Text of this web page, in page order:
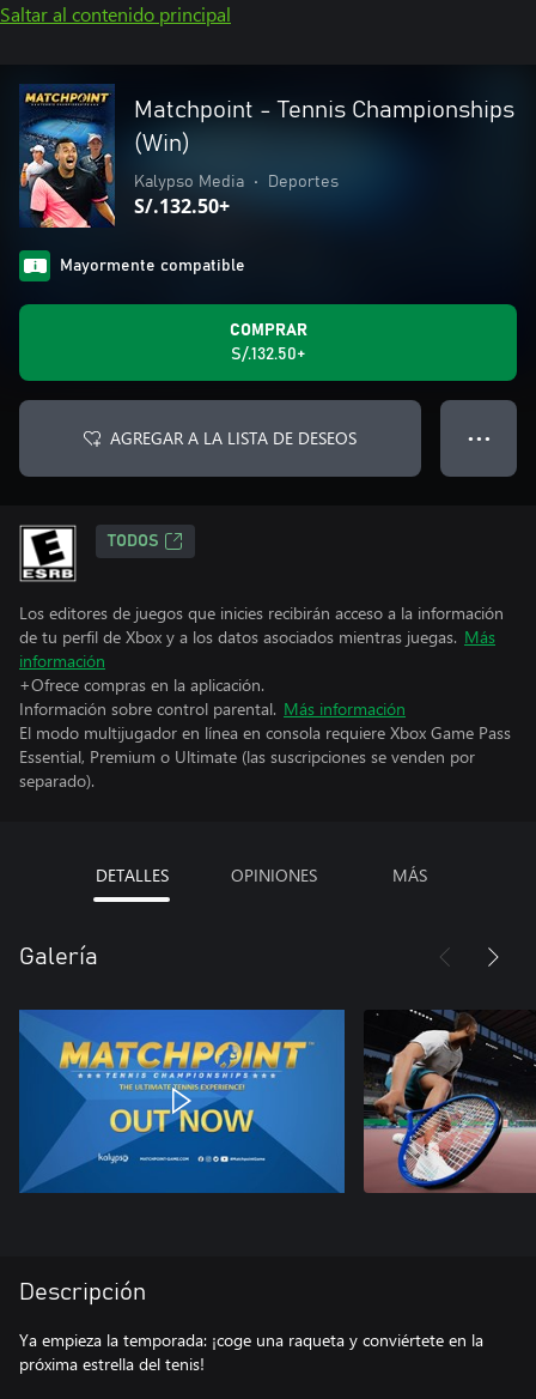
Saltar al contenido principal
Matchpoint - Tennis Championships
(Win)
Kalypso Media • Deportes
S/.132.50+
Mayormente compatible
COMPRAR
S/.132.50+
AGREGAR A LA LISTA DE DESEOS ● ● ●
TODOS
Los editores de juegos que inicies recibirán acceso a la información
de tu perfil de Xbox y a los datos asociados mientras juegas. Más
información
+Ofrece compras en la aplicación.
Información sobre control parental. Más información
El modo multijugador en línea en consola requiere Xbox Game Pass
Essential, Premium o Ultimate (las suscripciones se venden por
separado).
DETALLES OPINIONES MÁS
Galería
Descripción
Ya empieza la temporada: ¡coge una raqueta y conviértete en la
próxima estrella del tenis!